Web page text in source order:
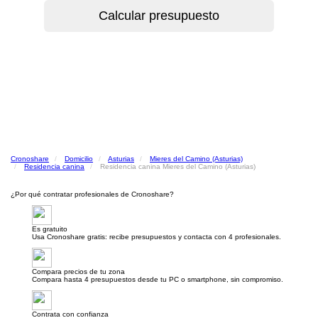
Cronoshare Domicilio Asturias
Mieres del Camino (Asturias)
Residencia canina
Residencia canina Mieres del Camino (Asturias)
¿Por qué contratar profesionales de Cronoshare?
Es gratuito
Usa Cronoshare gratis: recibe presupuestos y contacta con 4 profesionales.
Compara precios de tu zona
Compara hasta 4 presupuestos desde tu PC o smartphone, sin compromiso.
Contrata con confianza